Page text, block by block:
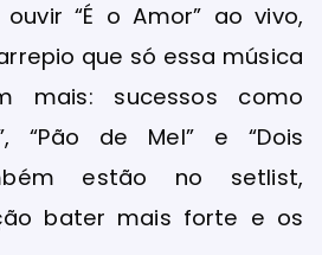
“É o Amor” ao vivo,
que só essa música
mais: sucessos como
“Pão de Mel” e “Dois
estão no setlist,
bater mais forte e os